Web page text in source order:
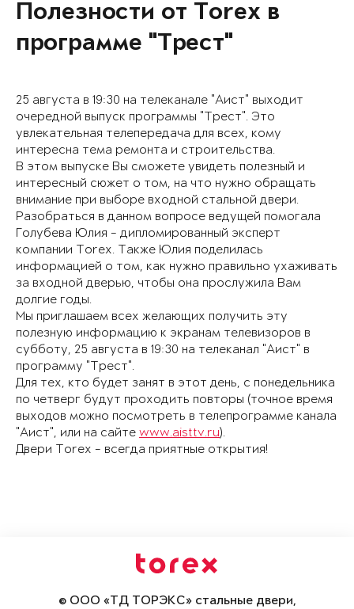
Полезности от Torex в
программе "Трест"
25 августа в 19:30 на телеканале "Аист" выходит
очередной выпуск программы "Трест". Это
увлекательная телепередача для всех, кому
интересна тема ремонта и строительства.
В этом выпуске Вы сможете увидеть полезный и
интересный сюжет о том, на что нужно обращать
внимание при выборе входной стальной двери.
Разобраться в данном вопросе ведущей помогала
Голубева Юлия - дипломированный эксперт
компании Torex. Также Юлия поделилась
информацией о том, как нужно правильно ухаживать
за входной дверью, чтобы она прослужила Вам
долгие годы.
Мы приглашаем всех желающих получить эту
полезную информацию к экранам телевизоров в
субботу, 25 августа в 19:30 на телеканал "Аист" в
программу "Трест".
Для тех, кто будет занят в этот день, с понедельника
по четверг будут проходить повторы (точное время
выходов можно посмотреть в телепрограмме канала
"Аист", или на сайте www.aisttv.ru).
Двери Torex - всегда приятные открытия!
© ООО «ТД ТОРЭКС» стальные двери,